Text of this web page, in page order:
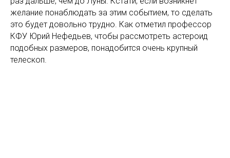
желание понаблюдать за этим событием, то сделать
это будет довольно трудно. Как отметил профессор
КФУ Юрий Нефедьев, чтобы рассмотреть астероид
подобных размеров, понадобится очень крупный
телескоп.